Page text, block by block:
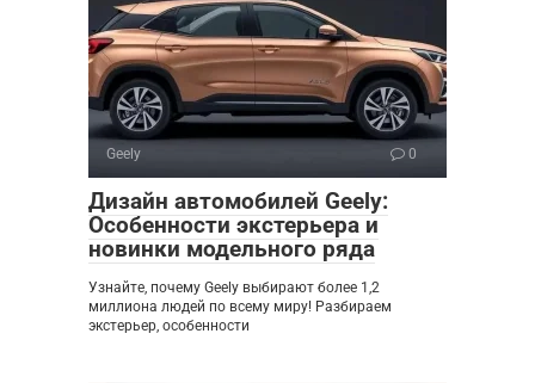
Geely 0
Дизайн автомобилей Geely:
Особенности экстерьера и
новинки модельного ряда
Узнайте, почему Geely выбирают более 1,2
миллиона людей по всему миру! Разбираем
экстерьер, особенности